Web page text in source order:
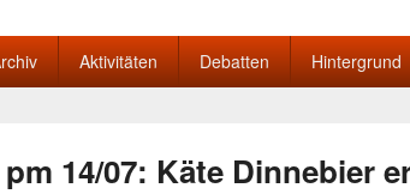
Aktivitäten Debatten Hintergrund
pm 14/07: Käte Dinnebier